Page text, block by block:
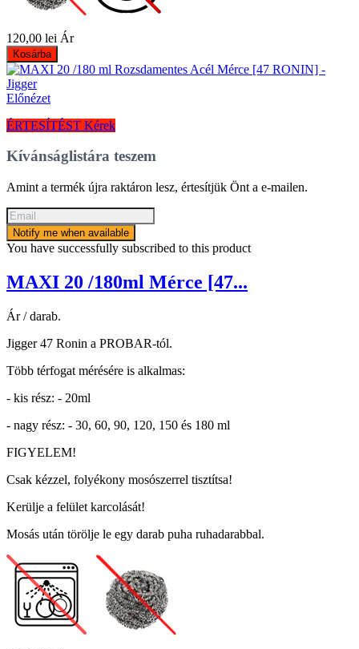
120,00 lei Ár
Kosárba
Előnézet
ÉRTESÍTÉST Kérek
Kívánságlistára teszem
Amint a termék újra raktáron lesz, értesítjük Önt a e-mailen.
Notify me when available
You have successfully subscribed to this product
MAXI 20 /180ml Mérce [47...
Ár / darab.
Jigger 47 Ronin a PROBAR-tól.
Több térfogat mérésére is alkalmas:
- kis rész: - 20ml
- nagy rész: - 30, 60, 90, 120, 150 és 180 ml
FIGYELEM!
Csak kézzel, folyékony mosószerrel tisztítsa!
Kerülje a felület karcolását!
Mosás után törölje le egy darab puha ruhadarabbal.